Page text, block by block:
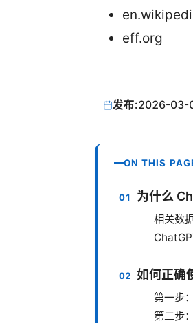
eff.org
发布:2026-03-
ON THIS
为什么
相关数
如何正确
第一步
第二步